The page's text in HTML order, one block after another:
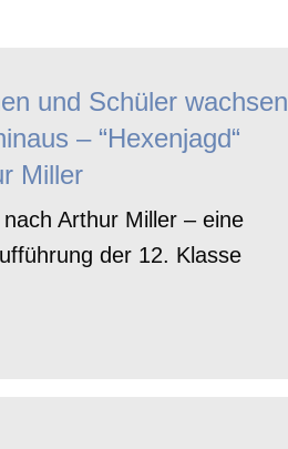
und Schüler wachsen
– “Hexenjagd“
Miller
nach Arthur Miller – eine
der 12. Klasse